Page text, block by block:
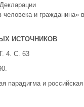
и гражданина»
ИСТОЧНИКОВ
4. С. 63
парадигма и российская